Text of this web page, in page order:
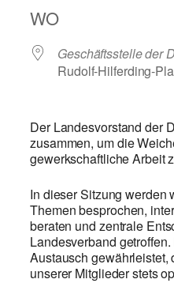
WO
Geschäftsstelle der
Rudolf-Hilferding-
Der Landesvorstand der
zusammen, um die
gewerkschaftliche Arbeit
In dieser Sitzung werden
Themen besprochen,
beraten und zentrale
Landesverband
Austausch gewährleistet,
unserer Mitglieder stets